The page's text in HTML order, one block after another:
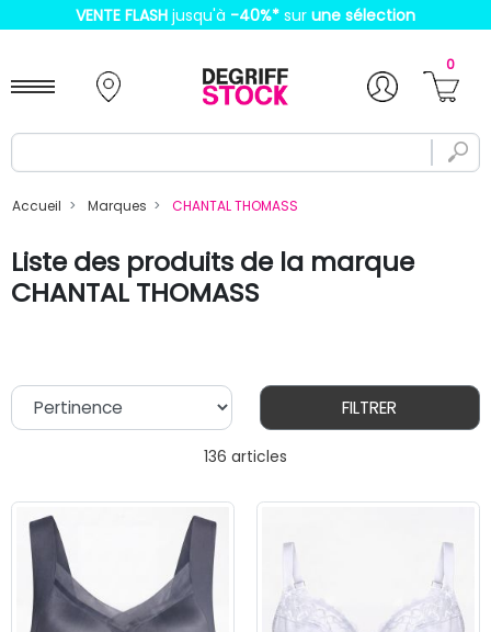
VENTE FLASH jusqu'à -40%* sur une sélection
0
Accueil Marques CHANTAL THOMASS
Liste des produits de la marque
CHANTAL THOMASS
136 articles
FILTRER